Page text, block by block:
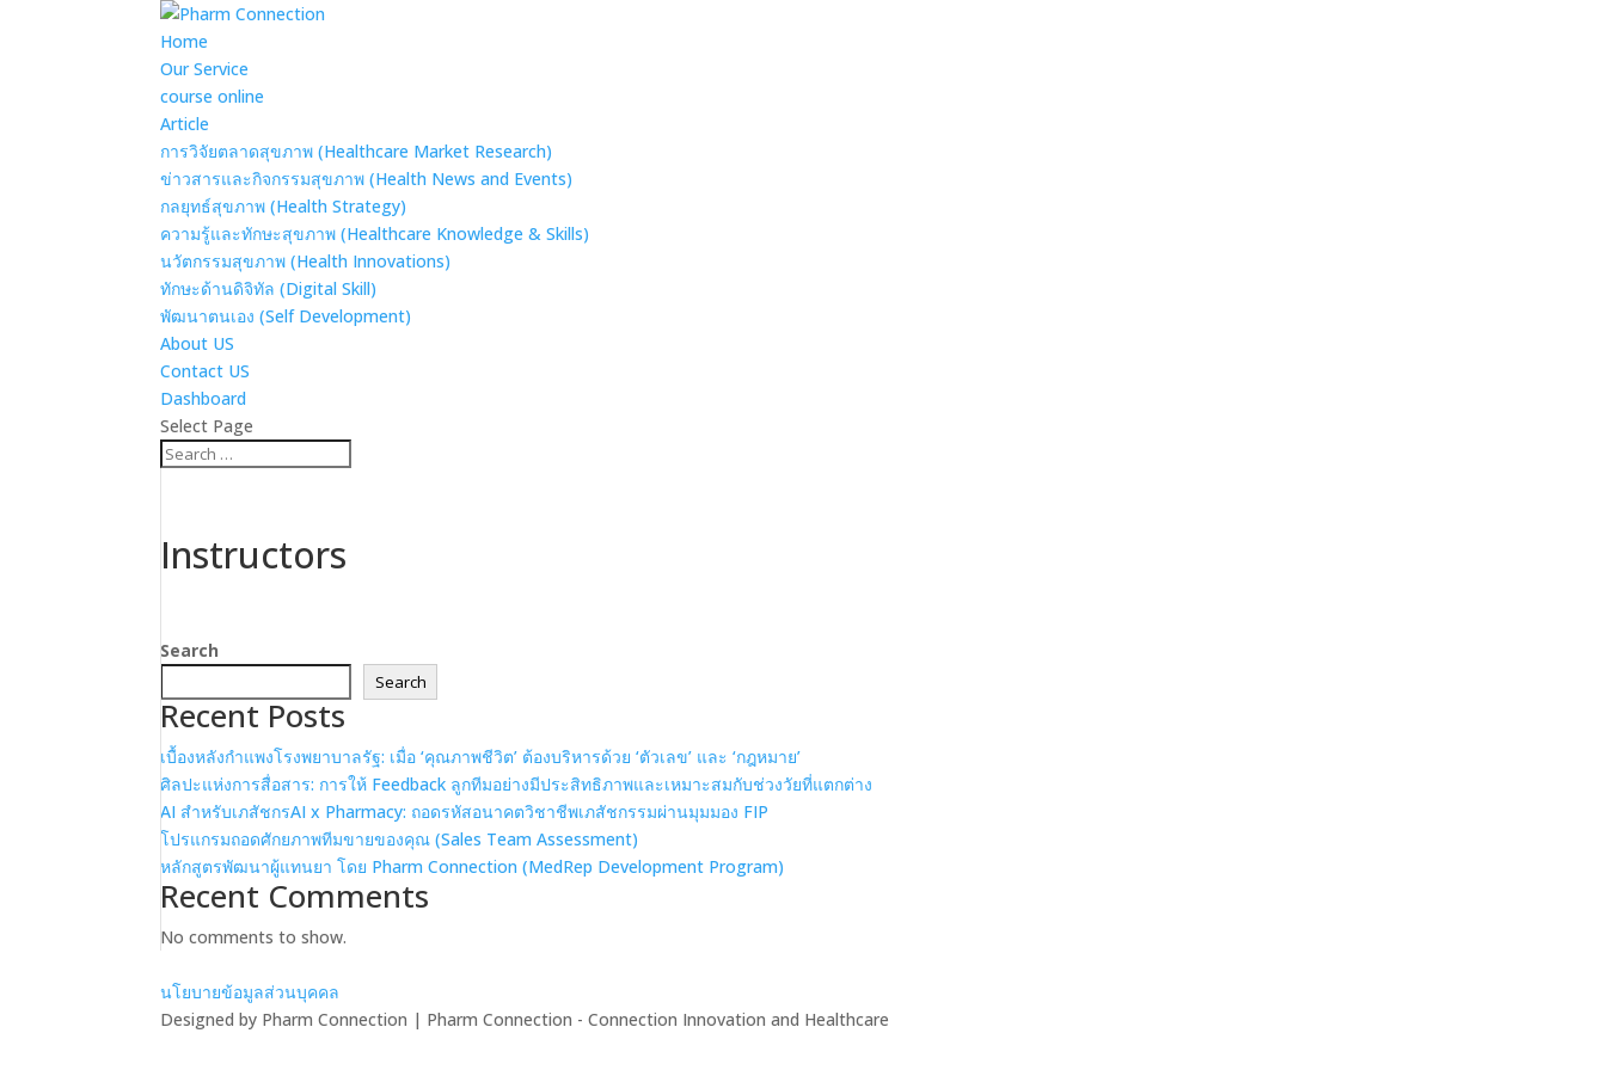
Home
Our Service
course online
Article
การวิจัยตลาดสุขภาพ (Healthcare Market Research)
ข่าวสารและกิจกรรมสุขภาพ (Health News and Events)
กลยุทธ์สุขภาพ (Health Strategy)
ความรู้และทักษะสุขภาพ (Healthcare Knowledge & Skills)
นวัตกรรมสุขภาพ (Health Innovations)
ทักษะด้านดิจิทัล (Digital Skill)
พัฒนาตนเอง (Self Development)
About US
Contact US
Dashboard
Select Page
Instructors
Search
Search
Recent Posts
เบื้องหลังกำแพงโรงพยาบาลรัฐ: เมื่อ ‘คุณภาพชีวิต’ ต้องบริหารด้วย ‘ตัวเลข’ และ ‘กฎหมาย’
ศิลปะแห่งการสื่อสาร: การให้ Feedback ลูกทีมอย่างมีประสิทธิภาพและเหมาะสมกับช่วงวัยที่แตกต่าง
AI สำหรับเภสัชกรAI x Pharmacy: ถอดรหัสอนาคตวิชาชีพเภสัชกรรมผ่านมุมมอง FIP
โปรแกรมถอดศักยภาพทีมขายของคุณ (Sales Team Assessment)
หลักสูตรพัฒนาผู้แทนยา โดย Pharm Connection (MedRep Development Program)
Recent Comments
No comments to show.
นโยบายข้อมูลส่วนบุคคล
Designed by Pharm Connection | Pharm Connection - Connection Innovation and Healthcare